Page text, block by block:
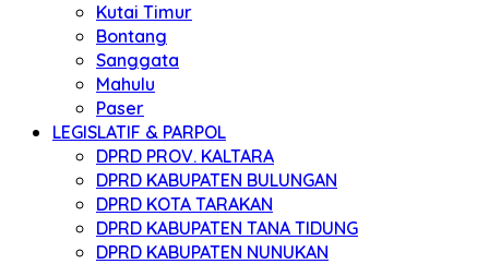
Kutai Timur
Bontang
Sanggata
Mahulu
Paser
LEGISLATIF & PARPOL
DPRD PROV. KALTARA
DPRD KABUPATEN BULUNGAN
DPRD KOTA TARAKAN
DPRD KABUPATEN TANA TIDUNG
DPRD KABUPATEN NUNUKAN